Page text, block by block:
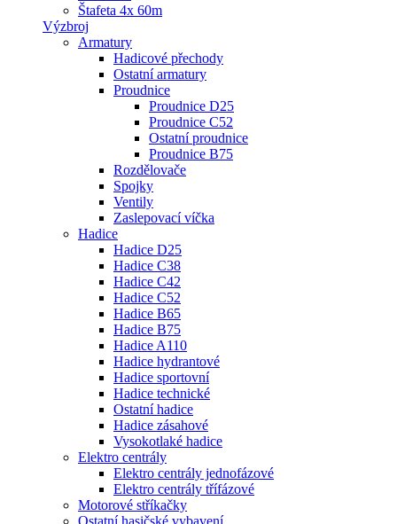
Štafeta 4x 60m
Výzbroj
Armatury
Hadicové přechody
Ostatní armatury
Proudnice
Proudnice D25
Proudnice C52
Ostatní proudnice
Proudnice B75
Rozdělovače
Spojky
Ventily
Zaslepovací víčka
Hadice
Hadice D25
Hadice C38
Hadice C42
Hadice C52
Hadice B65
Hadice B75
Hadice A110
Hadice hydrantové
Hadice sportovní
Hadice technické
Ostatní hadice
Hadice zásahové
Vysokotlaké hadice
Elektro centrály
Elektro centrály jednofázové
Elektro centrály třífázové
Motorové stříkačky
Ostatní hasičské vybavení